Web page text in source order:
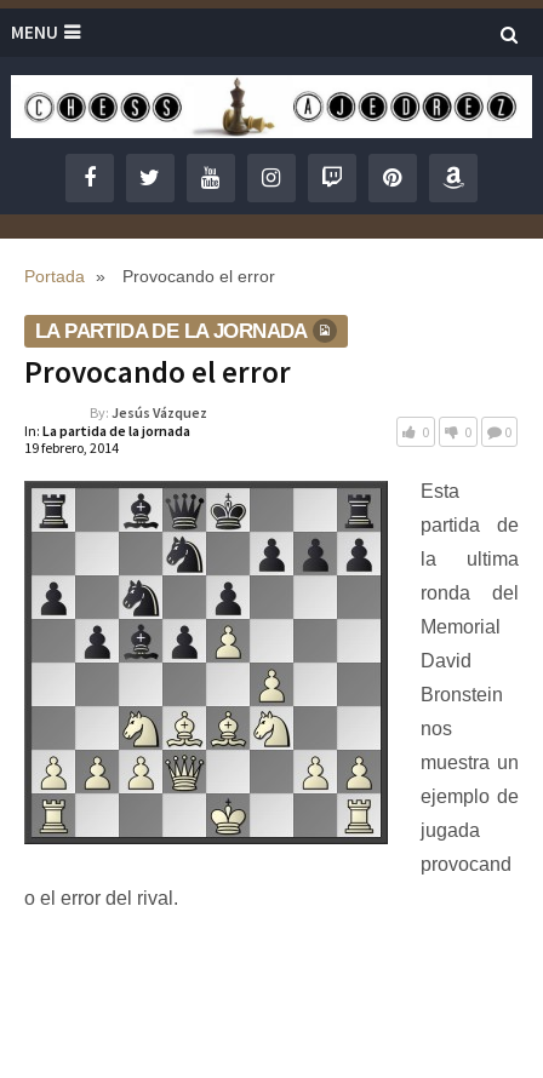
MENU
Portada » Provocando el error
LA PARTIDA DE LA JORNADA
Provocando el error
By: Jesús Vázquez
In: La partida de la jornada
19 febrero, 2014
0 0 0
Esta
partida de
la ultima
ronda del
Memorial
David
Bronstein
nos
muestra un
ejemplo de
jugada
provocand
o el error del rival.